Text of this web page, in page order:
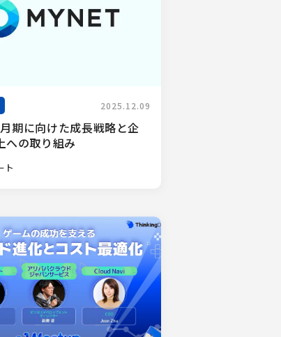
2025.12.09
期に向けた成長戦略と企
への取り組み
ト